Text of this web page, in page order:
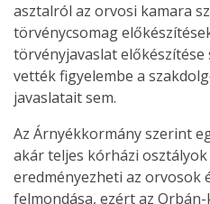
asztalról az orvosi kamara
törvénycsomag
törvényjavaslat
vették figyelembe a
javaslatait sem.
Az Árnyékkormány szerint
akár teljes kórházi
eredményezheti az orvosok
felmondása, ezért az